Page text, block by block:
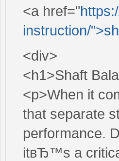
<a href="
instruction/
<div>
<h1>Shaft
<p>When it
that separate
performance.
itвЂ™s a